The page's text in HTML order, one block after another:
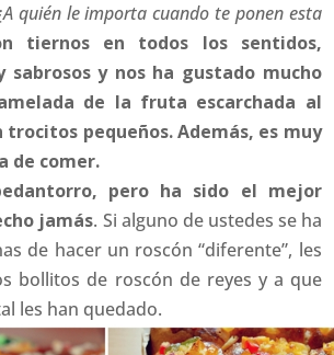
quién le importa cuando te ponen esta
tiernos en todos los sentidos,
sabrosos y nos ha gustado mucho
de la fruta escarchada al
pequeños. Además, es muy
de comer.
pero ha sido el mejor
jamás. Si alguno de ustedes se ha
de hacer un roscón “diferente”, les
bollitos de roscón de reyes y a que
les han quedado.